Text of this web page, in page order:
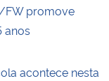
FW promove
anos
acontece nesta